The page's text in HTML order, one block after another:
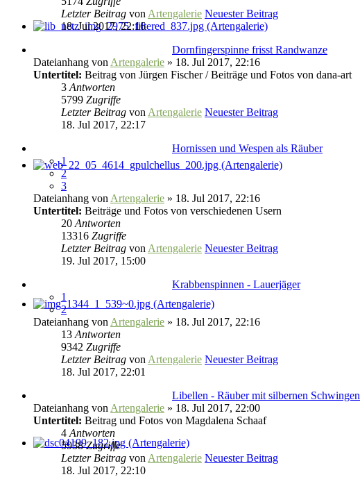
Letzter Beitrag von Artengalerie Neuester Beitrag
18. Jul 2017, 22:16
Dornfingerspinne frisst Randwanze
Dateianhang von Artengalerie » 18. Jul 2017, 22:16
Untertitel: Beitrag von Jürgen Fischer / Beiträge und Fotos von dana-art
3 Antworten
5799 Zugriffe
Letzter Beitrag von Artengalerie Neuester Beitrag
18. Jul 2017, 22:17
Hornissen und Wespen als Räuber
1
2
3
Dateianhang von Artengalerie » 18. Jul 2017, 22:16
Untertitel: Beiträge und Fotos von verschiedenen Usern
20 Antworten
13316 Zugriffe
Letzter Beitrag von Artengalerie Neuester Beitrag
19. Jul 2017, 15:00
Krabbenspinnen - Lauerjäger
1
2
Dateianhang von Artengalerie » 18. Jul 2017, 22:16
13 Antworten
9342 Zugriffe
Letzter Beitrag von Artengalerie Neuester Beitrag
18. Jul 2017, 22:01
Libellen - Räuber mit silbernen Schwingen
Dateianhang von Artengalerie » 18. Jul 2017, 22:00
Untertitel: Beitrag und Fotos von Magdalena Schaaf
4 Antworten
5938Zugriffe
Letzter Beitrag von Artengalerie Neuester Beitrag
18. Jul 2017, 22:10